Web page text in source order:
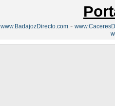
www.BadajozDirecto.com -